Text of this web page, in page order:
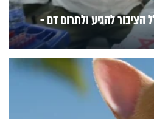
להגיע ולתרום דם -